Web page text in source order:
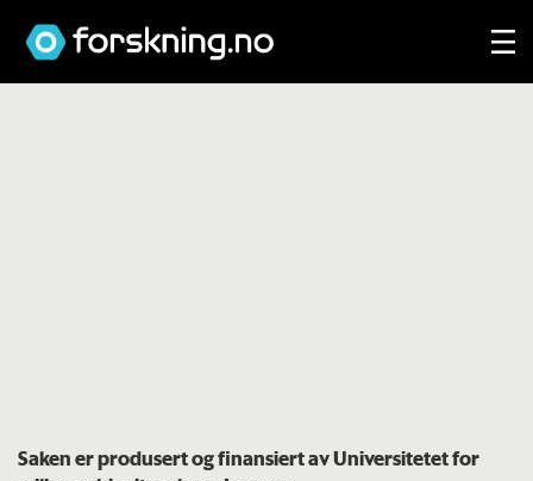
Saken er produsert og finansiert av Universitetet for